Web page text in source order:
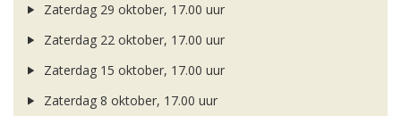
Zaterdag 29 oktober, 17.00 uur
Zaterdag 22 oktober, 17.00 uur
Zaterdag 15 oktober, 17.00 uur
Zaterdag 8 oktober, 17.00 uur